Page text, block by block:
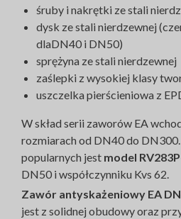
śruby i nakrętki ze stali
dysk ze stali nierdzewnej
dlaDN40 i DN50)
sprężyna ze stali nierdzewnej
zaślepki z wysokiej klasy
uszczelka pierścieniowa z
W skład serii zaworów EA
rozmiarach od DN40 do
popularnych jest model
DN50 i współczynniku Kvs 62.
Zawór antyskażeniowy EA
jest z solidnej obudowy oraz